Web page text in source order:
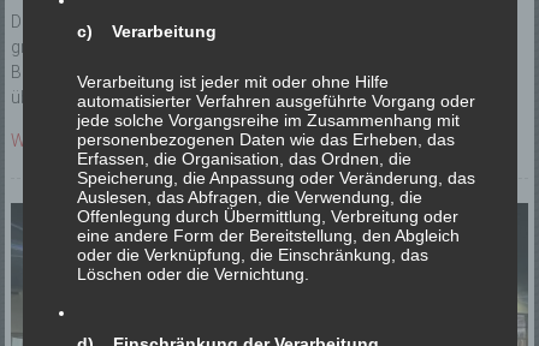
Die Brandmeldeanlage im Hotel Pfauen hat ausgelöst. Nach
gründlicher Erkundung konnte kein Brand festgestellt werden. Die
Brandmeldeanlage wurde zurückgestellt und an den Betreiber
übergeben.
Weiterlesen
c) Verarbeitung
Verarbeitung ist jeder mit oder ohne Hilfe
automatisierter Verfahren ausgeführte Vorgang oder
jede solche Vorgangsreihe im Zusammenhang mit
personenbezogenen Daten wie das Erheben, das
Erfassen, die Organisation, das Ordnen, die
Speicherung, die Anpassung oder Veränderung, das
Auslesen, das Abfragen, die Verwendung, die
Offenlegung durch Übermittlung, Verbreitung oder
eine andere Form der Bereitstellung, den Abgleich
oder die Verknüpfung, die Einschränkung, das
Löschen oder die Vernichtung.